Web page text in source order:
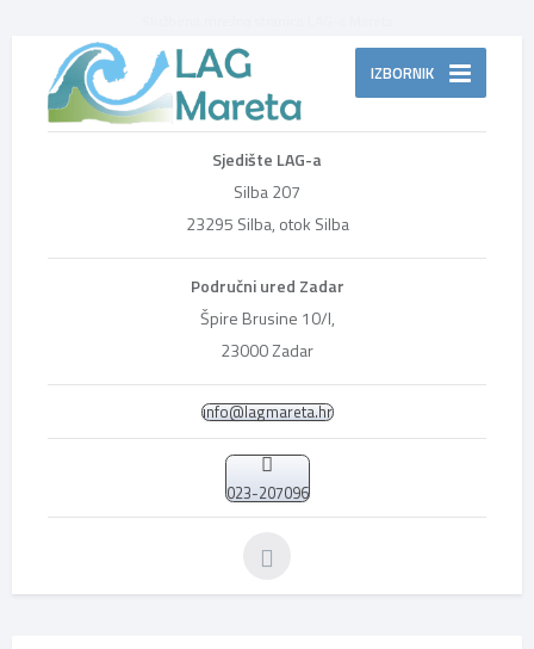
IZBORNIK
Sjedište LAG-a
Silba 207
23295 Silba, otok Silba
Područni ured Zadar
Špire Brusine 10/I,
23000 Zadar
info@lagmareta.hr
023-207096